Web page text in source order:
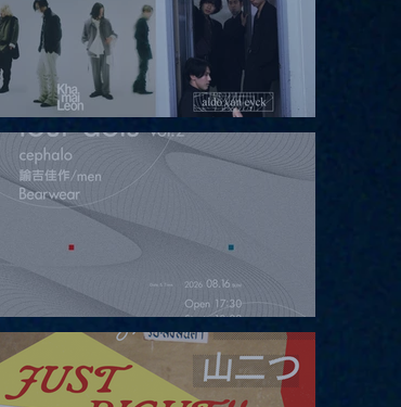
|【観覧】昼）月見ルpre.『POLYHEDRON』
|【観覧】夜）four dots vol.2